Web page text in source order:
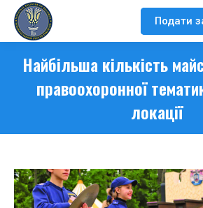
Подати
Найбільша кількість
правоохоронної
локації